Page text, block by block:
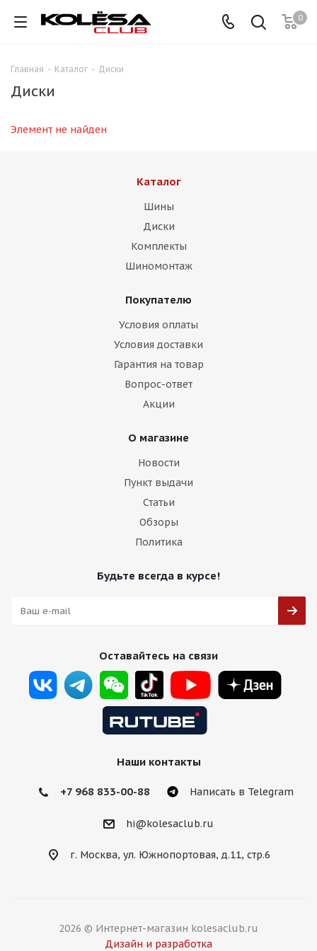
0
Главная - Каталог - Диски
Диски
Элемент не найден
Каталог
Шины
Диски
Комплекты
Шиномонтаж
Покупателю
Условия оплаты
Условия доставки
Гарантия на товар
Вопрос-ответ
Акции
О магазине
Новости
Пункт выдачи
Статьи
Обзоры
Политика
Будьте всегда в курсе!
Оставайтесь на связи
Наши контакты
+7 968 833-00-88 Написать в Telegram
hi@kolesaclub.ru
г. Москва, ул. Южнопортовая, д.11, стр.6
2026 © Интернет-магазин kolesaclub.ru
Дизайн и разработка